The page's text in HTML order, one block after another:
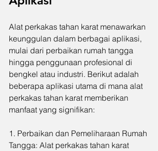
Alat perkakas tahan karat menawarkan
keunggulan dalam berbagai aplikasi,
mulai dari perbaikan rumah tangga
hingga penggunaan profesional di
bengkel atau industri. Berikut adalah
beberapa aplikasi utama di mana alat
perkakas tahan karat memberikan
manfaat yang signifikan:
1. Perbaikan dan Pemeliharaan Rumah
Tangga: Alat perkakas tahan karat